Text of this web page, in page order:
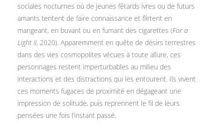
sociales nocturnes où de jeunes fêtards ivres ou de futurs
amants tentent de faire connaissance et flirtent en
mangeant, en buvant ou en fumant des cigarettes (For a
Light II, 2020). Apparemment en quête de désirs terrestres
dans des vies cosmopolites vécues à toute allure, ces
personnages restent imperturbables au milieu des
interactions et des distractions qui les entourent. Ils vivent
ces moments fugaces de proximité en dégageant une
impression de solitude, puis reprennent le fil de leurs
pensées une fois l’instant passé.